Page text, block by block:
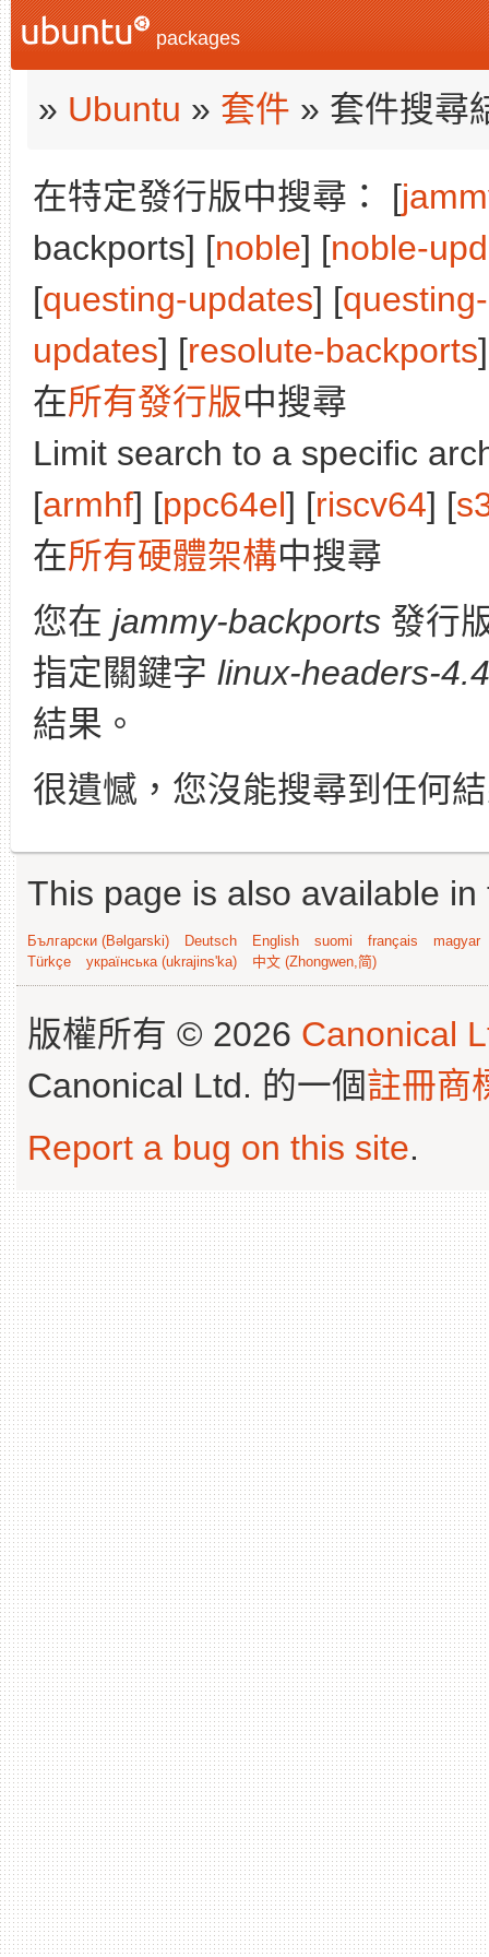
packages
» Ubuntu » 套件 » 套件搜尋
在特定發行版中搜尋： [
backports] [noble] [noble-
[questing-updates] [
updates] [resolute-backports
在所有發行版中搜尋
Limit search to a specific
[armhf] [ppc64el] [riscv64] [
在所有硬體架構中搜尋
您在 jammy-backports 發行
指定關鍵字 linux-headers-
結果。
很遺憾，您沒能搜尋到任何
This page is also available
Български (Bəlgarski) Deutsch English suomi français
magyar
Türkçe
українська (ukrajins'ka) 中文 (Zhongwen,简)
版權所有 © 2026 Canonical
Canonical Ltd. 的一個註冊商
Report a bug on this site.